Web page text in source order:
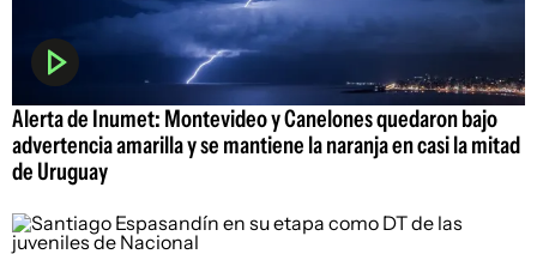
Alerta de Inumet: Montevideo y Canelones quedaron bajo
advertencia amarilla y se mantiene la naranja en casi la mitad
de Uruguay